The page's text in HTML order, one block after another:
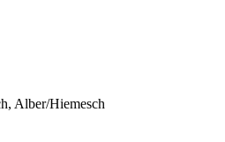
Alber/Hiemesch